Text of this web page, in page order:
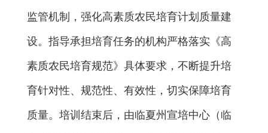
监管机制，强化高素质农民培育计划质量建
设。指导承担培育任务的机构严格落实《高
素质农民培育规范》具体要求，不断提升培
育针对性、规范性、有效性，切实保障培育
质量。 培训结束后，由临夏州 宣培中心 （临